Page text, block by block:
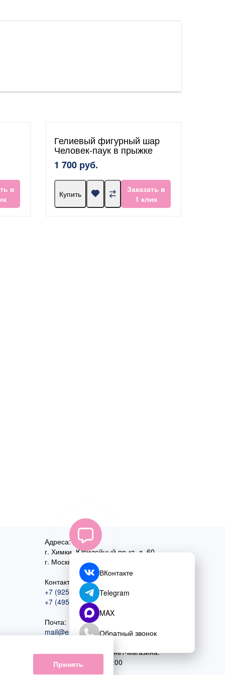
в
Гелиевый фигурный шар
Человек-паук в прыжке
1 700 руб.
Купить
Заказать в
1 клик
Адреса:
г. Химки, Юбилейный пр-кт, д. 60
г. Москва
ул. Перовская, д. 59
Контактный номер:
+7 (925) 585-74-27
+7 (495) 970-44-75
Почта:
mail@esta-fiesta.ru
Режим работы интернет-магазина:
ПН-ВС с 09:00 до 21:00
ВКонтакте
Telegram
MAX
Обратный звонок
Принять